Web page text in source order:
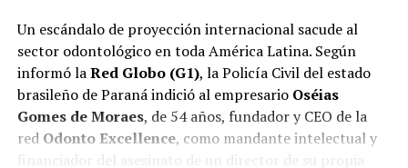
Un escándalo de proyección internacional sacude al
sector odontológico en toda América Latina. Según
informó laRed Globo (G1), la Policía Civil del estado
brasileño de Paraná indició al empresario Oséias
Gomes de Moraes, de 54 años, fundador y CEO de la
red Odonto Excellence, como mandante intelectual y
financiador del asesinato de un director de su propia